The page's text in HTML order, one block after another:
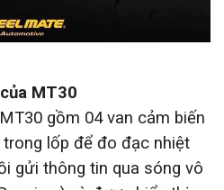
MT30
MT30 gồm 04 van cảm biến
lốp để đo đạc nhiệt
gửi thông tin qua sóng vô